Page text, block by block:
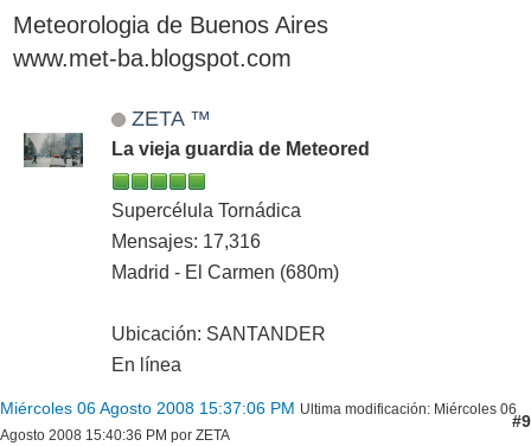
Meteorologia de Buenos Aires
www.met-ba.blogspot.com
ZETA ™
La vieja guardia de Meteored
Supercélula Tornádica
Mensajes: 17,316
Madrid - El Carmen (680m)
Ubicación: SANTANDER
En línea
Miércoles 06 Agosto 2008 15:37:06 PM Ultima modificación: Miércoles 06
Agosto 2008 15:40:36 PM por ZETA
#9